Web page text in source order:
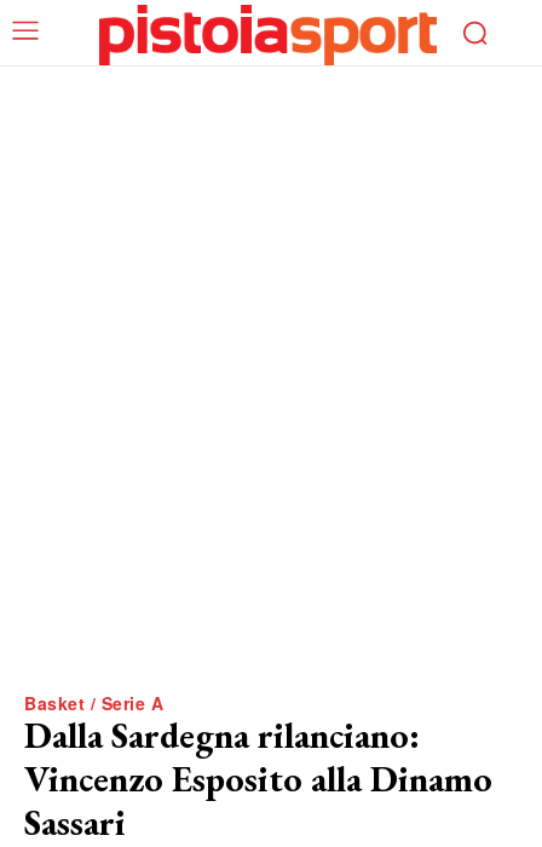
Basket / Serie A
Dalla Sardegna rilanciano:
Vincenzo Esposito alla Dinamo
Sassari